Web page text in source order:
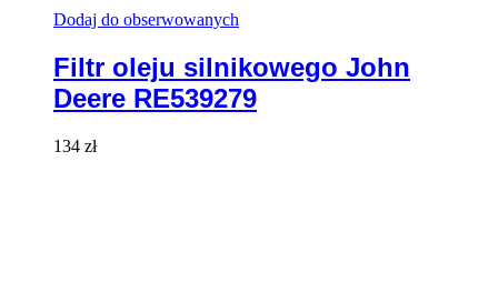
Dodaj do obserwowanych
Filtr oleju silnikowego John
Deere RE539279
134 zł